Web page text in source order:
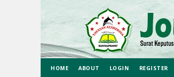
HOME ABOUT LOGIN REGISTER